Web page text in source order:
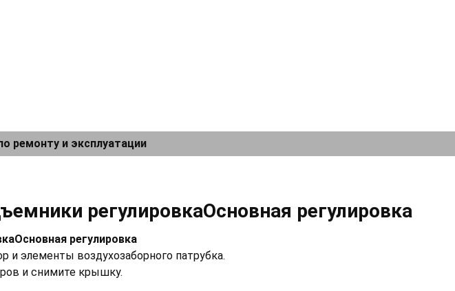
ремонту и эксплуатации
регулировкаОсновная регулировка
регулировка
и элементы воздухозаборного патрубка.
и снимите крышку.